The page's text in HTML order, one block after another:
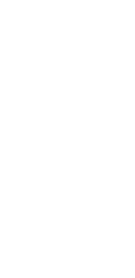
sur le Parc national